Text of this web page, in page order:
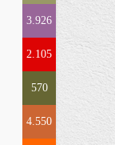
3.926
2.105
570
4.550